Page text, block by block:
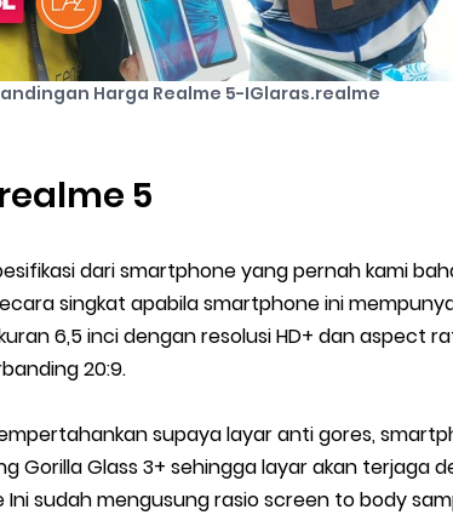
Harga Realme 5-IGlaras.realme
5
dari smartphone yang pernah kami
singkat apabila smartphone ini
6,5 inci dengan resolusi HD+ dan aspect
20:9.
supaya layar anti gores,
Gorilla Glass 3+ sehingga layar akan terjaga
sudah mengusung rasio screen to body